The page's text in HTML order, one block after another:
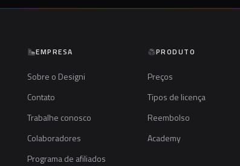
EMPRESA
Sobre o Designi
Contato
Trabalhe conosco
Colaboradores
Programa de afiliados
PRODUTO
Preços
Tipos de licença
Reembolso
Academy